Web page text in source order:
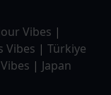
Vibes |
Vibes | Türkiye
| Japan